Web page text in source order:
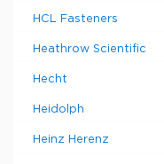
HCL Fasteners
Heathrow Scientific
Hecht
Heidolph
Heinz Herenz